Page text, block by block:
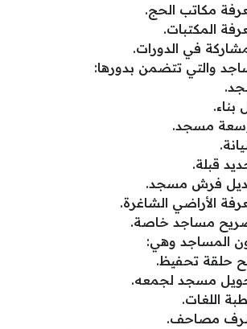
مكاتب الحج.
المكتبات.
في الدورات.
والتي تتضمن بدورها:
بناء.
مسجد.
قبلة.
فرش مسجد.
الأراضي الشاغرة.
مساجد خاصة.
المساجد وهي:
حلقة تحفيظ.
مسجد لجمعه.
اللغات.
مصاحف.